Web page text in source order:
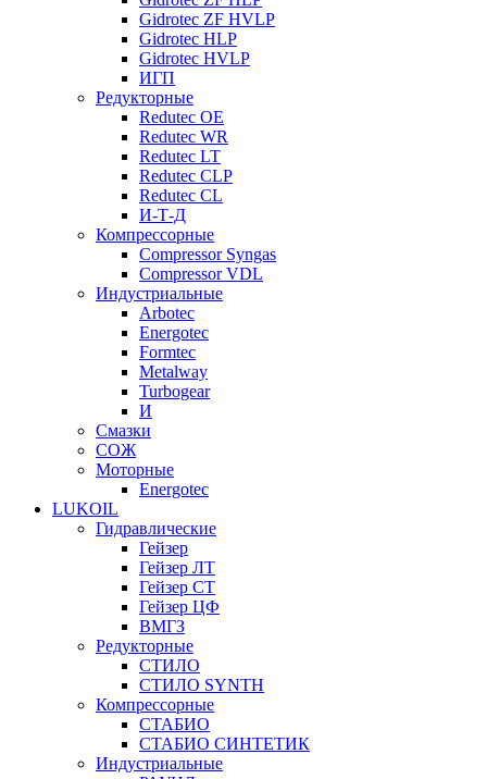
Gidrotec ZF HVLP
Gidrotec HLP
Gidrotec HVLP
ИГП
Редукторные
Redutec OE
Redutec WR
Redutec LT
Redutec CLP
Redutec CL
И-Т-Д
Компрессорные
Compressor Syngas
Compressor VDL
Индустриальные
Arbotec
Energotec
Formtec
Metalway
Turbogear
И
Смазки
СОЖ
Моторные
Energotec
LUKOIL
Гидравлические
Гейзер
Гейзер ЛТ
Гейзер СТ
Гейзер ЦФ
ВМГЗ
Редукторные
СТИЛО
СТИЛО SYNTH
Компрессорные
СТАБИО
СТАБИО СИНТЕТИК
Индустриальные